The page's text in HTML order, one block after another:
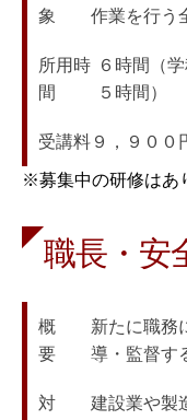
象
作業を行う
所用時
間
６時間（
５時間）
受講料 ９，９０
※募集中の研修はあ
職長・安
概
要
新たに職務
導・監督す
対 建設業や製